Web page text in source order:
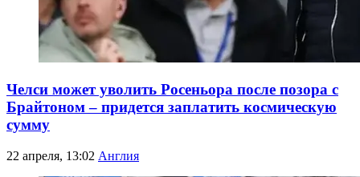
Челси может уволить Росеньора после позора с
Брайтоном – придется заплатить космическую
сумму
22 апреля, 13:02 Англия